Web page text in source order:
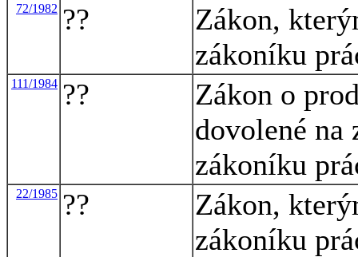
72/1982 ??
Zákon,
zákoníku
111/1984 ??
Zákon o
dovolené na
zákoníku
22/1985 ??
Zákon,
zákoníku